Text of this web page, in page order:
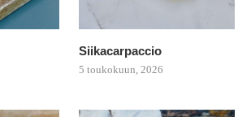
Siikacarpaccio
5 toukokuun, 2026